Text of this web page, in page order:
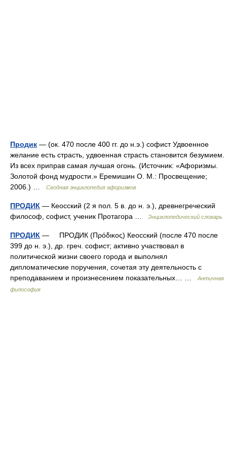
Продик — (ок. 470 после 400 гг. до н.э.) софист Удвоенное
желание есть страсть, удвоенная страсть становится безумием.
Из всех приправ самая лучшая огонь. (Источник: «Афоризмы.
Золотой фонд мудрости.» Еремишин О. М.: Просвещение;
2006.) …
Сводная энциклопедия афоризмов
ПРОДИК — Кеосский (2 я пол. 5 в. до н. э.), древнегреческий
философ, софист, ученик Протагора …
Энциклопедический словарь
ПРОДИК — ПРОДИК (Πρόδικος) Кеосский (после 470 после
399 до н. э.), др. греч. софист; активно участвовал в
политической жизни своего города и выполнял
дипломатические поручения, сочетая эту деятельность с
преподаванием и произнесением показательных… …
Античная
философия